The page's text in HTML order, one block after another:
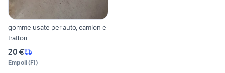
gomme usate per auto, camion e
trattori
20 €
Empoli(FI)